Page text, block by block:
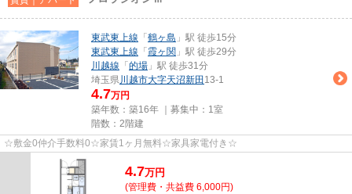
東武東上線 「 鶴ヶ島 」駅 徒歩15分
東武東上線 「 霞ヶ関 」駅 徒歩29分
川越線 「 的場 」駅 徒歩31分
埼玉県川越市大字天沼新田 13-1
4.7万円
築年数：築16年 ｜募集中： 1室
階数：2階建
☆敷金0仲介手数料0☆家賃1ヶ月無料☆家具家電付き☆
4.7万円
(管理費・共益費 6,000円)